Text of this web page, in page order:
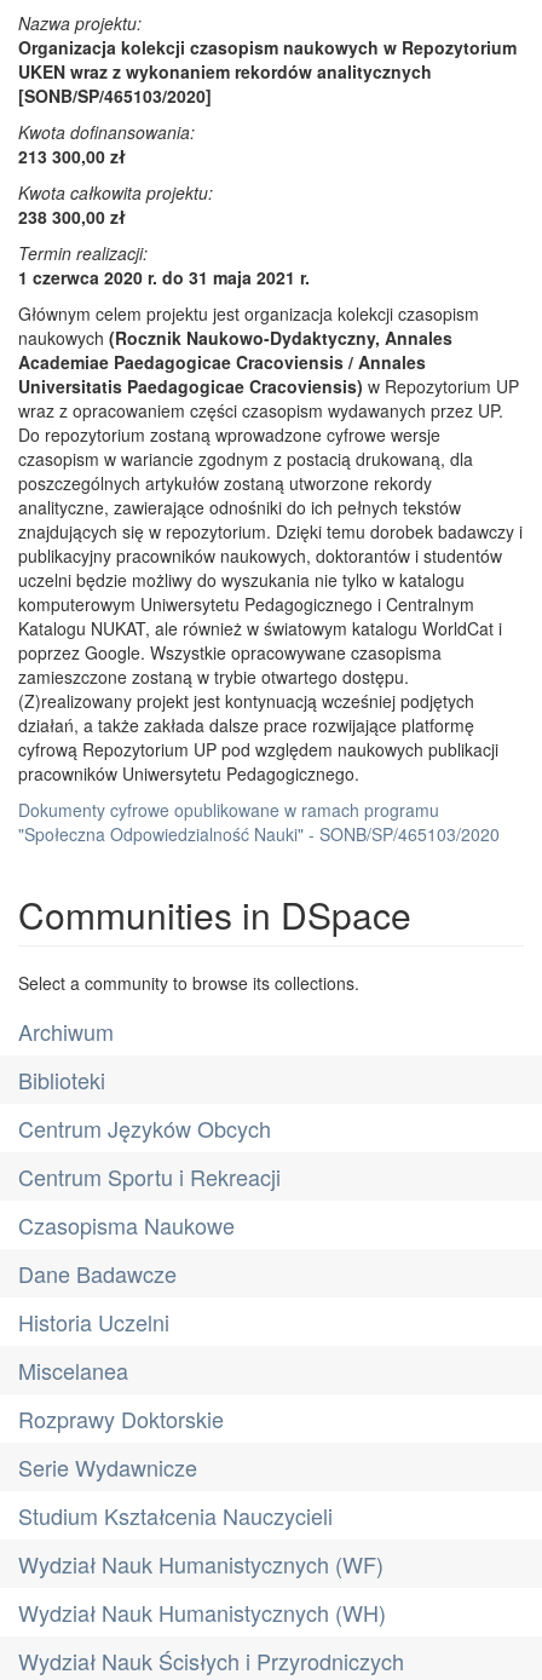
Nazwa projektu:
Organizacja kolekcji czasopism naukowych w Repozytorium
UKEN wraz z wykonaniem rekordów analitycznych
[SONB/SP/465103/2020]
Kwota dofinansowania:
213 300,00 zł
Kwota całkowita projektu:
238 300,00 zł
Termin realizacji:
1 czerwca 2020 r. do 31 maja 2021 r.
Głównym celem projektu jest organizacja kolekcji czasopism
naukowych (Rocznik Naukowo-Dydaktyczny, Annales
Academiae Paedagogicae Cracoviensis / Annales
Universitatis Paedagogicae Cracoviensis) w Repozytorium UP
wraz z opracowaniem części czasopism wydawanych przez UP.
Do repozytorium zostaną wprowadzone cyfrowe wersje
czasopism w wariancie zgodnym z postacią drukowaną, dla
poszczególnych artykułów zostaną utworzone rekordy
analityczne, zawierające odnośniki do ich pełnych tekstów
znajdujących się w repozytorium. Dzięki temu dorobek badawczy i
publikacyjny pracowników naukowych, doktorantów i studentów
uczelni będzie możliwy do wyszukania nie tylko w katalogu
komputerowym Uniwersytetu Pedagogicznego i Centralnym
Katalogu NUKAT, ale również w światowym katalogu WorldCat i
poprzez Google. Wszystkie opracowywane czasopisma
zamieszczone zostaną w trybie otwartego dostępu.
(Z)realizowany projekt jest kontynuacją wcześniej podjętych
działań, a także zakłada dalsze prace rozwijające platformę
cyfrową Repozytorium UP pod względem naukowych publikacji
pracowników Uniwersytetu Pedagogicznego.
Dokumenty cyfrowe opublikowane w ramach programu
"Społeczna Odpowiedzialność Nauki" - SONB/SP/465103/2020
Communities in DSpace
Select a community to browse its collections.
Archiwum
Biblioteki
Centrum Języków Obcych
Centrum Sportu i Rekreacji
Czasopisma Naukowe
Dane Badawcze
Historia Uczelni
Miscelanea
Rozprawy Doktorskie
Serie Wydawnicze
Studium Kształcenia Nauczycieli
Wydział Nauk Humanistycznych (WF)
Wydział Nauk Humanistycznych (WH)
Wydział Nauk Ścisłych i Przyrodniczych